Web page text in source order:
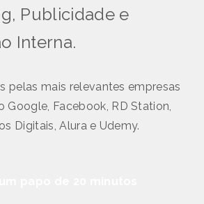
Publicidade e
Interna.
pelas mais relevantes empresas
Google, Facebook, RD Station,
Digitais, Alura e Udemy.